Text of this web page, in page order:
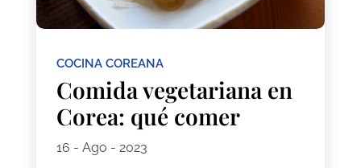
COCINA COREANA
Comida vegetariana en
Corea: qué comer
16 - Ago - 2023